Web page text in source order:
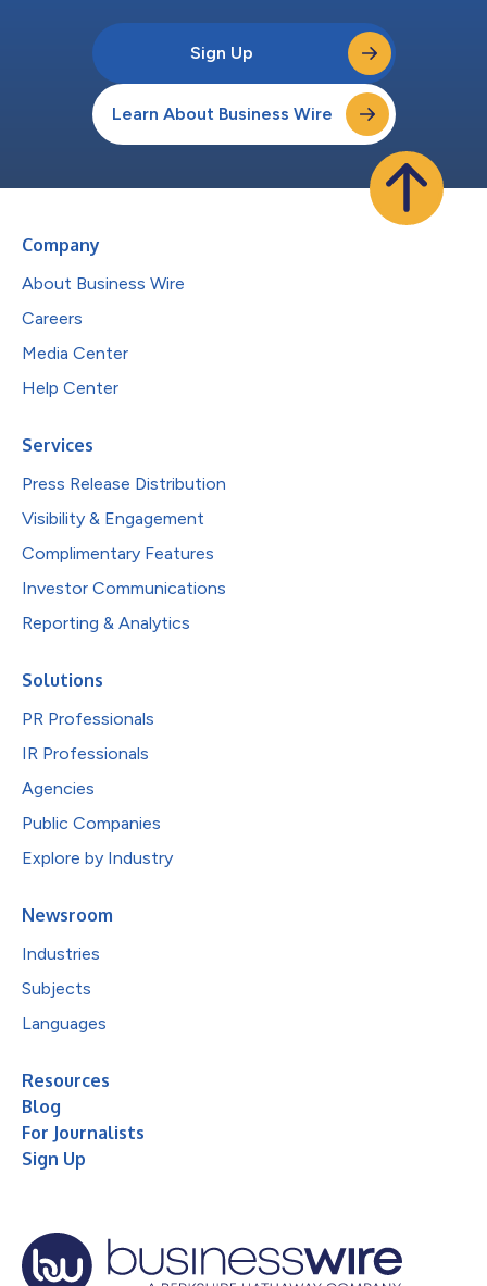
Sign Up
Learn About Business Wire
Company
About Business Wire
Careers
Media Center
Help Center
Services
Press Release Distribution
Visibility & Engagement
Complimentary Features
Investor Communications
Reporting & Analytics
Solutions
PR Professionals
IR Professionals
Agencies
Public Companies
Explore by Industry
Newsroom
Industries
Subjects
Languages
Resources
Blog
For Journalists
Sign Up